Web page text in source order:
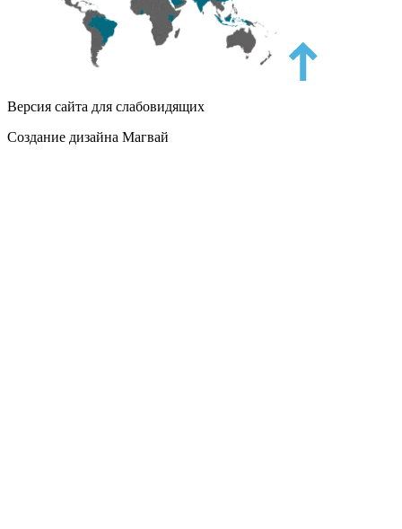
Версия сайта для слабовидящих
Создание дизайна Магвай